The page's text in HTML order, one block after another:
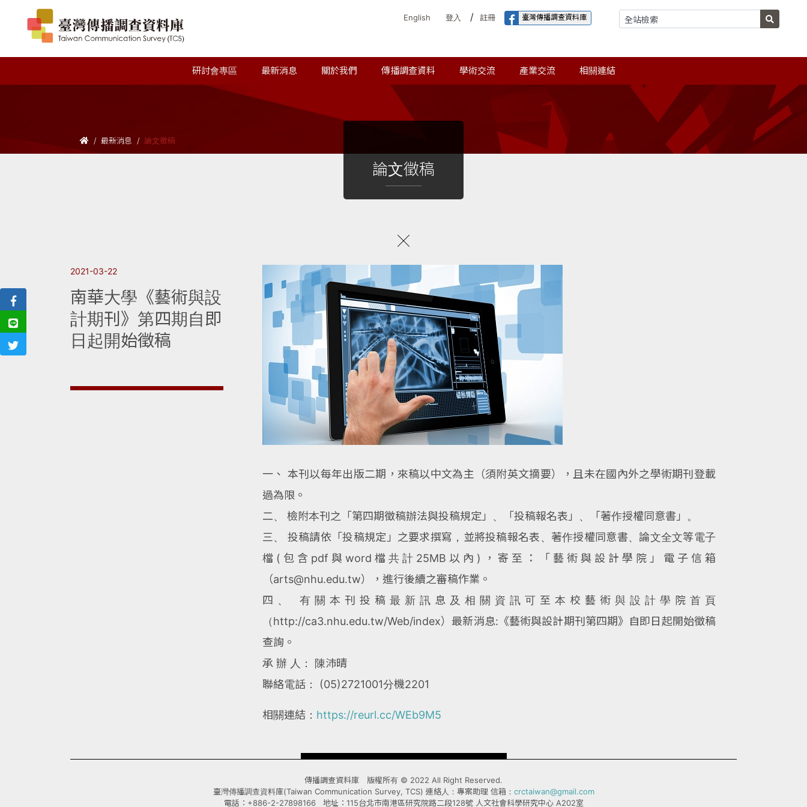
English 登入 / 註冊 臺灣傳播調查資料庫
研討會專區 最新消息 關於我們 傳播調查資料 學術交流 產業交流 相關連結
最新消息 論文徵稿
論文徵稿
2021-03-22
南華大學《藝術與設
計期刊》第四期自即
日起開始徵稿
一、 本刊以每年出版二期，來稿以中文為主（須附英文摘要），且未在國內外之學術期刊登載
過為限。
二、 檢附本刊之「第四期徵稿辦法與投稿規定」、「投稿報名表」、「著作授權同意書」。
三、 投稿請依「投稿規定」之要求撰寫，並將投稿報名表、著作授權同意書、論文全文等電子
檔(包含pdf與word檔共計25MB以內)，寄至：「藝術與設計學院」電子信箱
（arts@nhu.edu.tw），進行後續之審稿作業。
四、 有關本刊投稿最新訊息及相關資訊可至本校藝術與設計學院首頁
（http://ca3.nhu.edu.tw/Web/index）最新消息:《藝術與設計期刊第四期》自即日起開始徵稿
查詢。
承 辦 人： 陳沛晴
聯絡電話： (05)2721001分機2201
相關連結： https://reurl.cc/WEb9M5
傳播調查資料庫 版權所有 © 2022 All Right Reserved.
臺灣傳播調查資料庫(Taiwan Communication Survey, TCS) 連絡人：專案助理 信箱： crctaiwan@gmail.com
電話：+886-2-27898166 地址：115台北市南港區研究院路二段128號 人文社會科學研究中心 A202室